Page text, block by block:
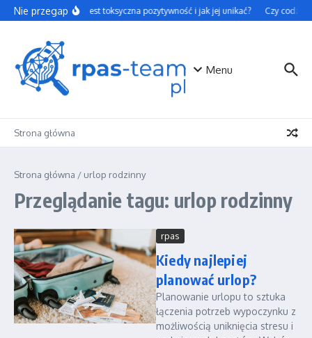
Przejdź do treści
Nie przegapCzym jest toksyczna pozytywność i jak jej unikać? Czy
Menu
Strona główna
Strona główna / urlop rodzinny
Przeglądanie tagu: urlop rodzinny
rpas
Kiedy najlepiej
planować urlop?
Planowanie urlopu to sztuka
łączenia potrzeb wypoczynku z
możliwością uniknięcia stresu i